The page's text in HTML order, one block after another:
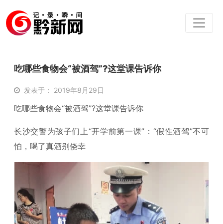
吃哪些食物会“被酒驾”?这堂课告诉你
发表于： 2019年8月29日
吃哪些食物会“被酒驾”?这堂课告诉你
长沙交警为孩子们上“开学前第一课”：“假性酒驾”不可
怕，喝了真酒别侥幸